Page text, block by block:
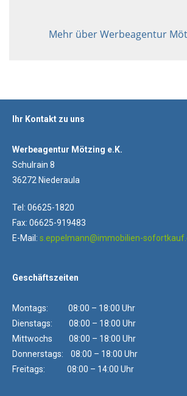
Mehr über Werbeagentur
Ihr Kontakt zu uns
Werbeagentur Mötzing e.K.
Schulrain 8
36272 Niederaula
Tel: 06625-1820
Fax: 06625-919483
E-Mail: s.eppelmann@immobilien-
Geschäftszeiten
Montags: 08:00 – 18:00 Uhr
Dienstags: 08:00 – 18:00 Uhr
Mittwochs 08:00 – 18:00 Uhr
Donnerstags: 08:00 – 18:00 Uhr
Freitags: 08:00 – 14:00 Uhr